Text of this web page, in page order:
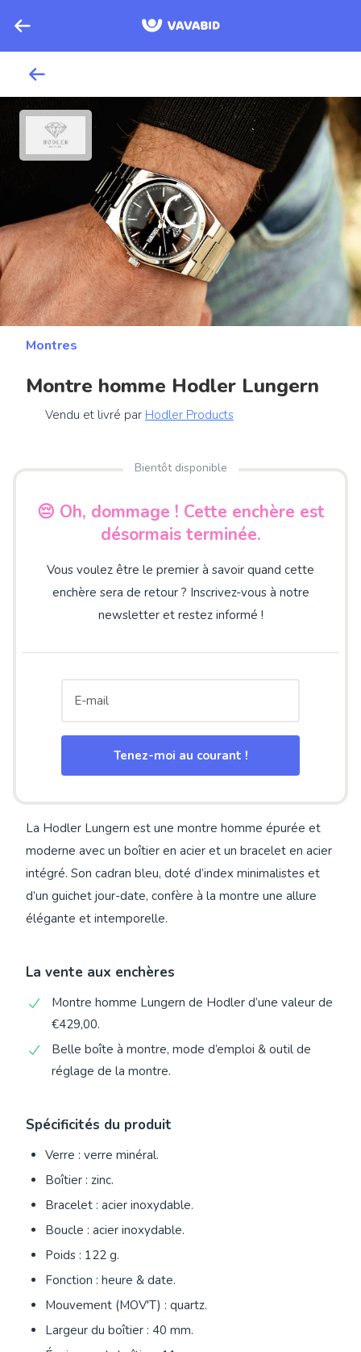
Montres
Montre homme Hodler Lungern
Vendu et livré par Hodler Products
Bientôt disponible
😔 Oh, dommage ! Cette enchère est
désormais terminée.
Vous voulez être le premier à savoir quand cette
enchère sera de retour ? Inscrivez-vous à notre
newsletter et restez informé !
Tenez-moi au courant !
La Hodler Lungern est une montre homme épurée et
moderne avec un boîtier en acier et un bracelet en acier
intégré. Son cadran bleu, doté d’index minimalistes et
d’un guichet jour-date, confère à la montre une allure
élégante et intemporelle.
La vente aux enchères
Montre homme Lungern de Hodler d’une valeur de
€429,00.
Belle boîte à montre, mode d’emploi & outil de
réglage de la montre.
Spécificités du produit
Verre : verre minéral.
Boîtier : zinc.
Bracelet : acier inoxydable.
Boucle : acier inoxydable.
Poids : 122 g.
Fonction : heure & date.
Mouvement (MOV'T) : quartz.
Largeur du boîtier : 40 mm.